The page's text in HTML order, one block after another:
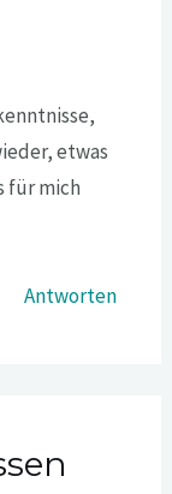
etwas
für mich
Antworten